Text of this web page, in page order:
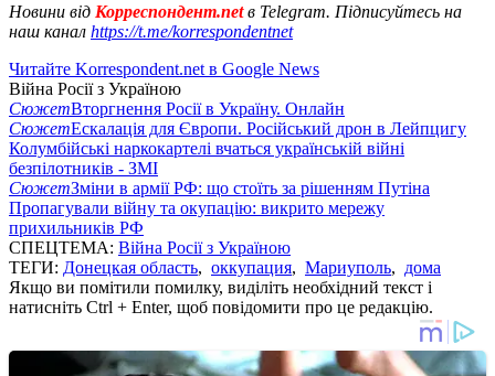
Новини від Корреспондент.netв Telegram. Підписуйтесь на
наш канал https://t.me/korrespondentnet
Читайте Korrespondent.net в Google News
Війна Росії з Україною
СюжетВторгнення Росії в Україну. Онлайн
СюжетЕскалація для Європи. Російський дрон в Лейпцигу
Колумбійські наркокартелі вчаться українській війні
безпілотників - ЗМІ
СюжетЗміни в армії РФ: що стоїть за рішенням Путіна
Пропагували війну та окупацію: викрито мережу
прихильників РФ
СПЕЦТЕМА: Війна Росії з Україною
ТЕГИ: Донецкая область, оккупация, Мариуполь, дома
Якщо ви помітили помилку, виділіть необхідний текст і
натисніть Ctrl + Enter, щоб повідомити про це редакцію.